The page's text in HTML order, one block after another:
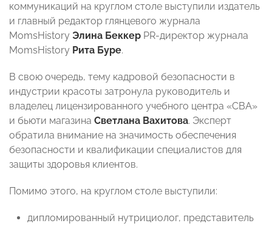
коммуникаций на круглом столе выступили издатель
и главный редактор глянцевого журнала
MomsHistory Элина Беккер PR-директор журнала
MomsHistory Рита Буре.
В свою очередь, тему кадровой безопасности в
индустрии красоты затронула руководитель и
владелец лицензированного учебного центра «СВА»
и бьюти магазина Светлана Вахитова. Эксперт
обратила внимание на значимость обеспечения
безопасности и квалификации специалистов для
защиты здоровья клиентов.
Помимо этого, на круглом столе выступили:
дипломированный нутрициолог, представитель